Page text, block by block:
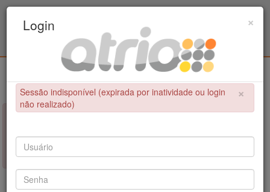
Educação Física / UPE - UFPB
×
NÃO FOI POSSÍVEL CONCLUIR A OPERAÇÃO
Sessão indisponível (expirada por inatividade ou login não
realizado)
×
Login
×
Sessão indisponível (expirada por inatividade ou login
não realizado)